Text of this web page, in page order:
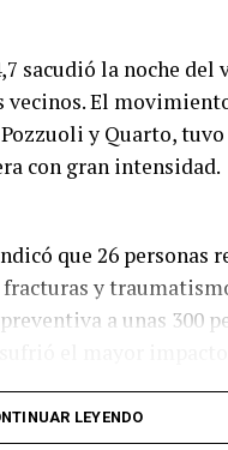
sacudió la noche del
El
y Quarto,
con gran intensidad.
que 26 personas
y
a unas 300
de
abajo sobre
LEYENDO